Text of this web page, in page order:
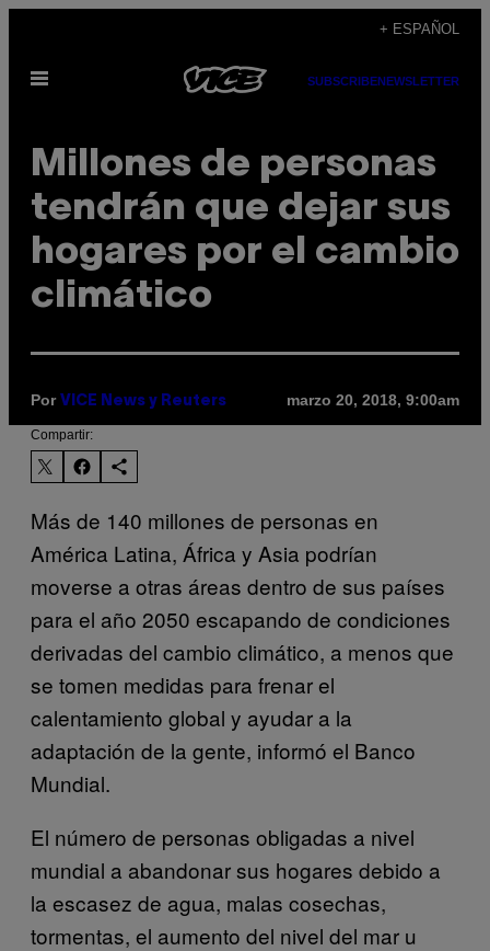
contenido
+ ESPAÑOL
Abrir
SUBSCRIBENEWSLETTER
Millones de personas
tendrán que dejar sus
hogares por el cambio
climático
Por VICE News y Reuters marzo 20, 2018, 9:00am
Compartir:
Más de 140 millones de personas en
América Latina, África y Asia podrían
moverse a otras áreas dentro de sus países
para el año 2050 escapando de condiciones
derivadas del cambio climático, a menos que
se tomen medidas para frenar el
calentamiento global y ayudar a la
adaptación de la gente, informó el Banco
Mundial.
El número de personas obligadas a nivel
mundial a abandonar sus hogares debido a
la escasez de agua, malas cosechas,
tormentas, el aumento del nivel del mar u